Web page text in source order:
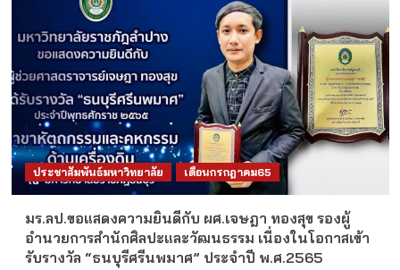
ประชาสัมพันธ์มหาวิทยาลัย เดือนกรกฎาคม65
มร.ลป.ขอแสดงความยินดีกับ ผศ.เจษฎา ทองสุข รองผู้
อำนวยการสำนักศิลปะและวัฒนธรรม เนื่องในโอกาสเข้า
รับรางวัล “ธนบุรีศรีนพมาศ” ประจำปี พ.ศ.2565